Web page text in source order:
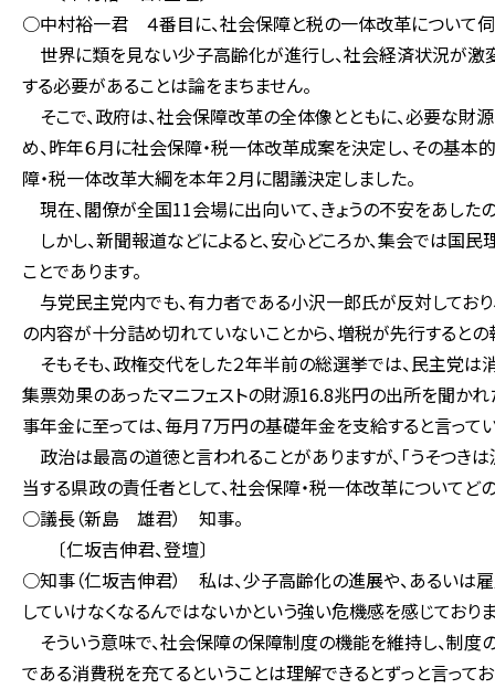
○中村裕一君 ４番目に、社会保障と税の一体改革について伺
世界に類を見ない少子高齢化が進行し、社会経済状況が激
する必要があることは論をまちません。
そこで、政府は、社会保障改革の全体像とともに、必要な
め、昨年６月に社会保障・税一体改革成案を決定し、その基
障・税一体改革大綱を本年２月に閣議決定しました。
現在、閣僚が全国11会場に出向いて、きょうの不安をあした
しかし、新聞報道などによると、安心どころか、集会では国
ことであります。
与党民主党内でも、有力者である小沢一郎氏が反対しており
の内容が十分詰め切れていないことから、増税が先行するとの
そもそも、政権交代をした２年半前の総選挙では、民主党
集票効果のあったマニフェストの財源16.8兆円の出所を聞かれ
事年金に至っては、毎月７万円の基礎年金を支給すると言って
政治は最高の道徳と言われることがありますが、「うそつき
当する県政の責任者として、社会保障・税一体改革についてど
○議長（新島 雄君） 知事。
〔仁坂吉伸君、登壇〕
○知事（仁坂吉伸君） 私は、少子高齢化の進展や、あるいは
していけなくなるんではないかという強い危機感を感じておりま
そういう意味で、社会保障の保障制度の機能を維持し、制
である消費税を充てるということは理解できるとずっと言ってお